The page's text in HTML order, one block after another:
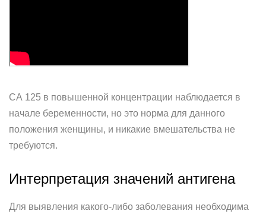
СА 125 в повышенной концентрации наблюдается в
начале беременности, но это норма для данного
положения женщины, и никакие вмешательства не
требуются.
Интерпретация значений антигена
Для выявления какого-либо заболевания необходима